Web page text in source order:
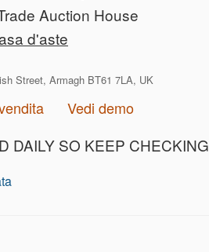
Auction House
d'aste
Street, Armagh BT61 7LA, UK
Vedi demo
DAILY SO KEEP CHECKING